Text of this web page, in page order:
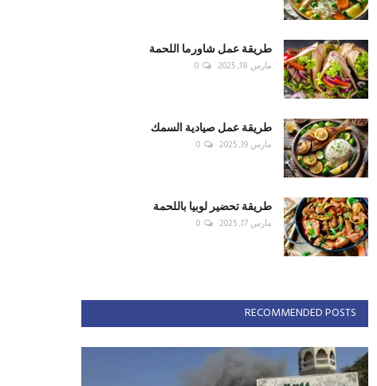
طريقة عمل شاورما اللحمة
مارس 18, 2025 0
طريقة عمل صيادية السمك
مارس 19, 2025 0
طريقة تحضير لوبيا باللحمة
مارس 17, 2025 0
RECOMMENDED POSTS